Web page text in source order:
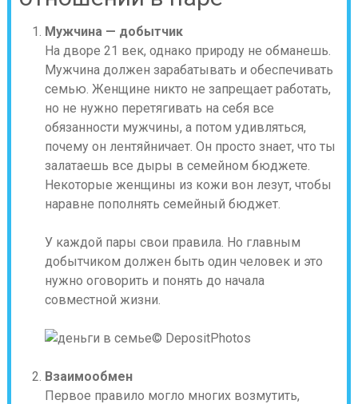
Мужчина — добытчик
На дворе 21 век, однако природу не обманешь.
Мужчина должен зарабатывать и обеспечивать
семью. Женщине никто не запрещает работать,
но не нужно перетягивать на себя все
обязанности мужчины, а потом удивляться,
почему он лентяйничает. Он просто знает, что ты
залатаешь все дыры в семейном бюджете.
Некоторые женщины из кожи вон лезут, чтобы
наравне пополнять семейный бюджет.
У каждой пары свои правила. Но главным
добытчиком должен быть один человек и это
нужно оговорить и понять до начала
совместной жизни.
© DepositPhotos
Взаимообмен
Первое правило могло многих возмутить,